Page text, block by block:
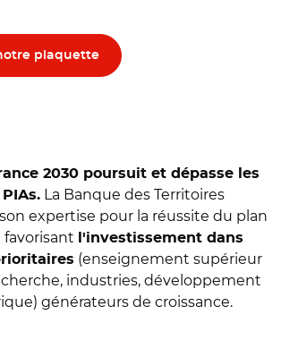
plaquette
2030 poursuit et dépasse les
La Banque des Territoires
expertise pour la réussite du plan
favorisant
l'investissement dans
(enseignement supérieur
industries, développement
générateurs de croissance.